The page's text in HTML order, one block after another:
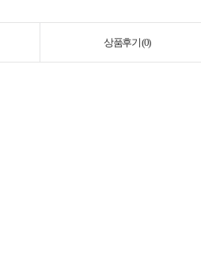
상품후기 (0)